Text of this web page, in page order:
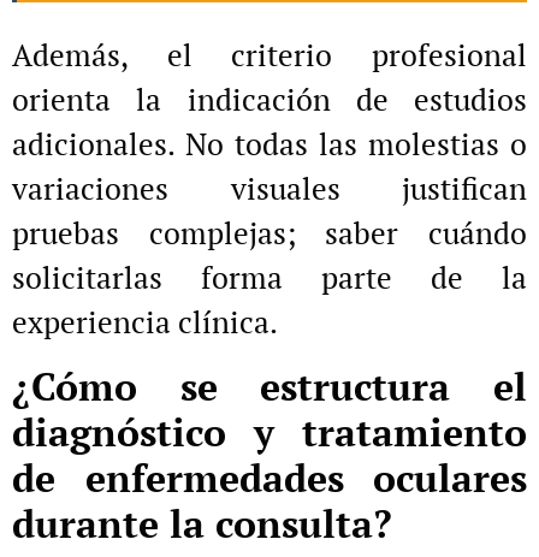
Además, el criterio profesional
orienta la indicación de estudios
adicionales. No todas las molestias o
variaciones visuales justifican
pruebas complejas; saber cuándo
solicitarlas forma parte de la
experiencia clínica.
¿Cómo se estructura el
diagnóstico y tratamiento
de enfermedades oculares
durante la consulta?